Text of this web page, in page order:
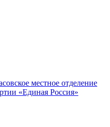
местное отделение
«Единая Россия»